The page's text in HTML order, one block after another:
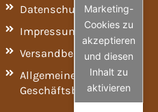
Datenschutzrichtlinie
Impressum
Versandbedingungen
Allgemeine
Geschäftsbedingungen
Marketing-
Cookies zu
akzeptieren
und diesen
Inhalt zu
aktivieren